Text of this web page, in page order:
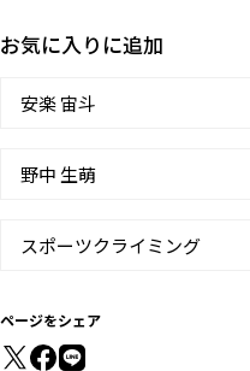
お気に入りに追加
安楽 宙斗
野中 生萌
スポーツクライミング
ページをシェア